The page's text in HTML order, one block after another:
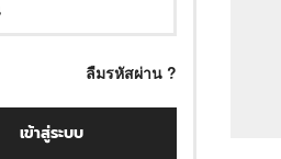
ลืมรหัสผ่าน ?
เข้าสู่ระบบ